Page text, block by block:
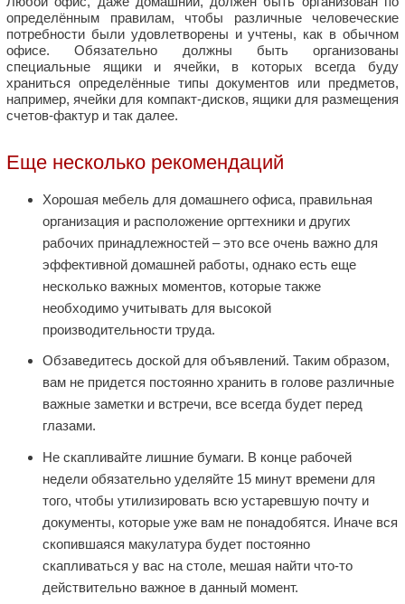
определённым правилам, чтобы различные человеческие
потребности были удовлетворены и учтены, как в обычном
офисе. Обязательно должны быть организованы
специальные ящики и ячейки, в которых всегда буду
храниться определённые типы документов или предметов,
например, ячейки для компакт-дисков, ящики для размещения
счетов-фактур и так далее.
Еще несколько рекомендаций
Хорошая мебель для домашнего офиса, правильная
организация и расположение оргтехники и других
рабочих принадлежностей – это все очень важно для
эффективной домашней работы, однако есть еще
несколько важных моментов, которые также
необходимо учитывать для высокой
производительности труда.
Обзаведитесь доской для объявлений. Таким образом,
вам не придется постоянно хранить в голове различные
важные заметки и встречи, все всегда будет перед
глазами.
Не скапливайте лишние бумаги. В конце рабочей
недели обязательно уделяйте 15 минут времени для
того, чтобы утилизировать всю устаревшую почту и
документы, которые уже вам не понадобятся. Иначе вся
скопившаяся макулатура будет постоянно
скапливаться у вас на столе, мешая найти что-то
действительно важное в данный момент.